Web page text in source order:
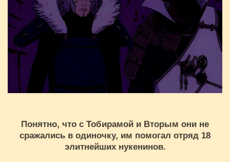
Понятно, что с Тобирамой и Вторым они не
сражались в одиночку, им помогал отряд 18
элитнейших нукенинов.